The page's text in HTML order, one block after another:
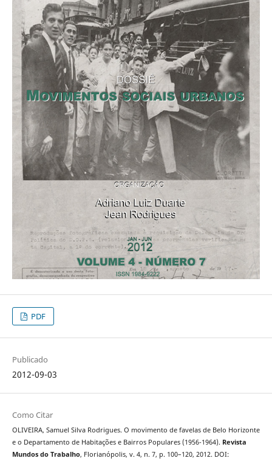
PDF
Publicado
2012-09-03
Como Citar
OLIVEIRA, Samuel Silva Rodrigues. O movimento de favelas de Belo Horizonte
e o Departamento de Habitações e Bairros Populares (1956-1964). Revista
Mundos do Trabalho, Florianópolis, v. 4, n. 7, p. 100–120, 2012. DOI: